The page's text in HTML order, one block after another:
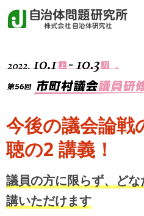
今後の議会論戦
聴の2 講義！
議員の方に限らず、ど
講いただけます